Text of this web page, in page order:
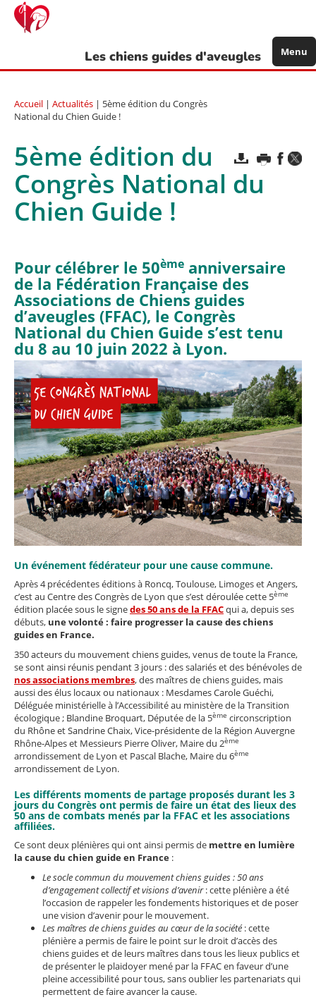
Aller
contenu
Les chiens guides d'aveugles Menu
Accueil | Actualités | 5ème édition du Congrès
National du Chien Guide !
5ème édition du
Congrès National du
Chien Guide !
Pour célébrer le 50ème anniversaire
de la Fédération Française des
Associations de Chiens guides
d’aveugles (FFAC), le Congrès
National du Chien Guide s’est tenu
du 8 au 10 juin 2022 à Lyon.
Un événement fédérateur pour une cause commune.
Après 4 précédentes éditions à Roncq, Toulouse, Limoges et Angers,
c’est au Centre des Congrès de Lyon que s’est déroulée cette 5ème
édition placée sous le signedes 50 ans de la FFACqui a, depuis ses
débuts, une volonté : faire progresser la cause des chiens
guides en France.
350 acteurs du mouvement chiens guides, venus de toute la France,
se sont ainsi réunis pendant 3 jours : des salariés et des bénévoles de
nos associations membres, des maîtres de chiens guides, mais
aussi des élus locaux ou nationaux : Mesdames Carole Guéchi,
Déléguée ministérielle à l’Accessibilité au ministère de la Transition
écologique ; Blandine Broquart, Députée de la 5ème circonscription
du Rhône et Sandrine Chaix, Vice-présidente de la Région Auvergne
Rhône-Alpes et Messieurs Pierre Oliver, Maire du 2ème
arrondissement de Lyon et Pascal Blache, Maire du 6ème
arrondissement de Lyon.
Les différents moments de partage proposés durant les 3
jours du Congrès ont permis de faire un état des lieux des
50 ans de combats menés par la FFAC et les associations
affiliées.
Ce sont deux plénières qui ont ainsi permis de mettre en lumière
la cause du chien guide en France :
Le socle commun du mouvement chiens guides: 50 ans
d’engagement collectif et visions d’avenir: cette plénière a été
l’occasion de rappeler les fondements historiques et de poser
une vision d’avenir pour le mouvement.
Les maîtres de chiens guides au cœur de la société: cette
plénière a permis de faire le point sur le droit d’accès des
chiens guides et de leurs maîtres dans tous les lieux publics et
de présenter le plaidoyer mené par la FFAC en faveur d’une
pleine accessibilité pour tous, sans oublier les partenariats qui
permettent de faire avancer la cause.